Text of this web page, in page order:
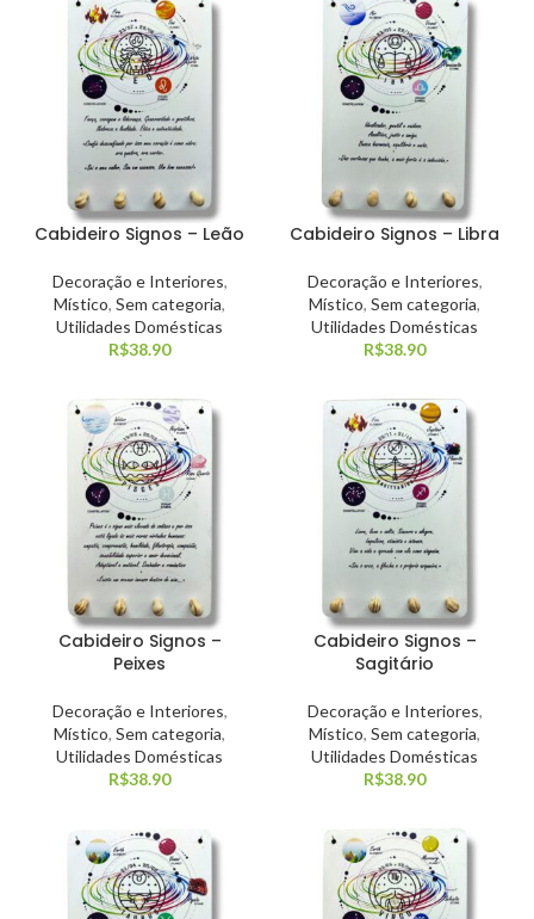
Cabideiro Signos – Leão
Decoração e Interiores,
Místico, Sem categoria,
Utilidades Domésticas
R$38.90
Cabideiro Signos – Libra
Decoração e Interiores,
Místico, Sem categoria,
Utilidades Domésticas
R$38.90
Cabideiro Signos –
Peixes
Decoração e Interiores,
Místico, Sem categoria,
Utilidades Domésticas
R$38.90
Cabideiro Signos –
Sagitário
Decoração e Interiores,
Místico, Sem categoria,
Utilidades Domésticas
R$38.90